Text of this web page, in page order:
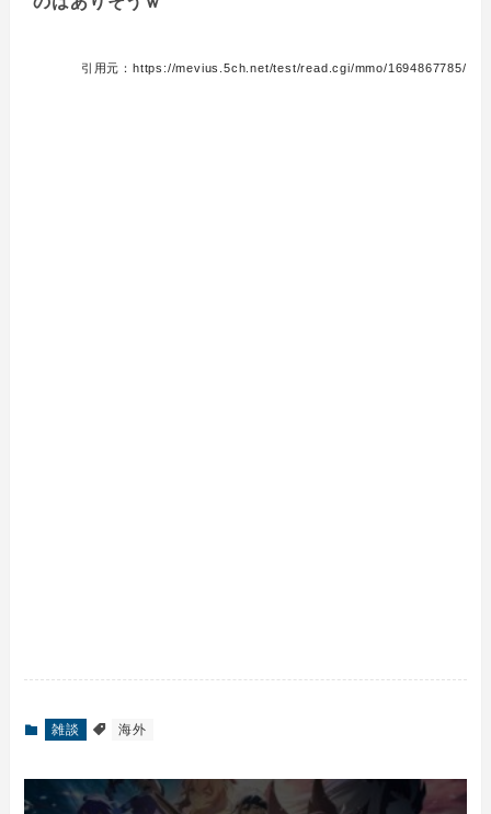
引用元：https://mevius.5ch.net/test/read.cgi/mmo/1694867785/
雑談 海外